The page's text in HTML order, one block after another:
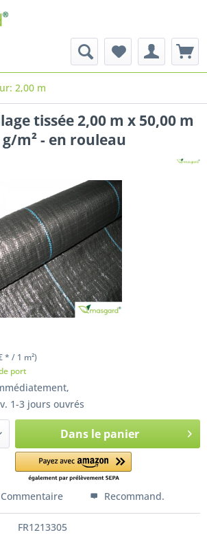
2,00 m
tissée 2,00 m x 50,00 m
g/m² - en rouleau
* / 1 m²)
port
1-3 jours ouvrés
Dans le panier
Commentaire Recommand.
FR1213305